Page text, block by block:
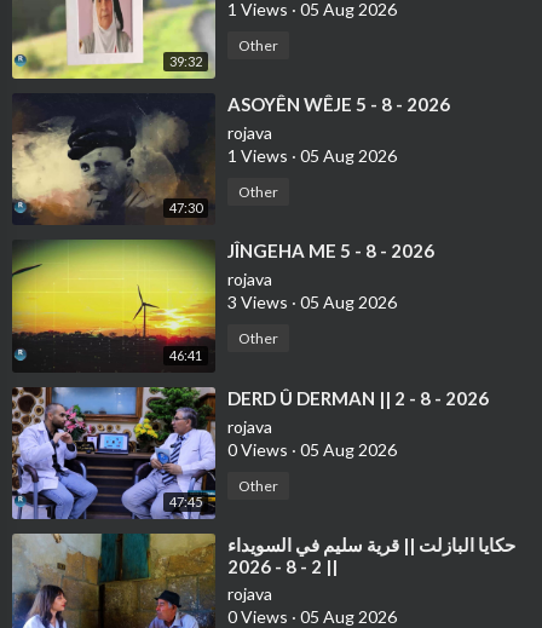
39:32
1 Views · 05 Aug 2026
Other
47:30
⁣ASOYÊN WÊJE 5 - 8 - 2026
rojava
1 Views · 05 Aug 2026
Other
46:41
⁣JÎNGEHA ME 5 - 8 - 2026
rojava
3 Views · 05 Aug 2026
Other
47:45
⁣⁣DERD Û DERMAN || 2 - 8 - 2026
rojava
0 Views · 05 Aug 2026
Other
⁣حكايا البازلت || قرية سليم في السويداء
|| 2 - 8 - 2026
rojava
0 Views · 05 Aug 2026